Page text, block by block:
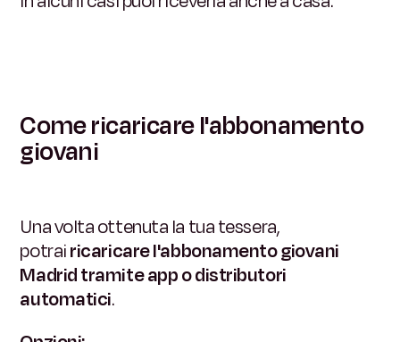
Come ricaricare l'abbonamento
giovani
Una volta ottenuta la tua tessera,
potrairicaricare l'abbonamento giovani
Madrid tramite app o distributori
automatici.